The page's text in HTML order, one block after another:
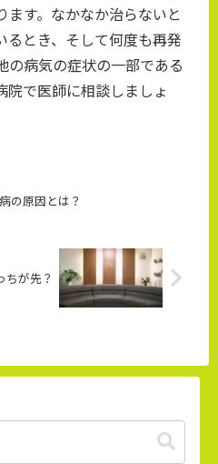
す。なかなか治らないと
るとき、そして何度も再発
の病気の症状の一部である
院で医師に相談しましょ
の原因とは？
が先？